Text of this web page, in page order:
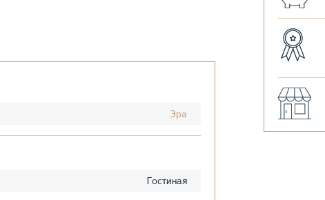
Эра
Гостиная